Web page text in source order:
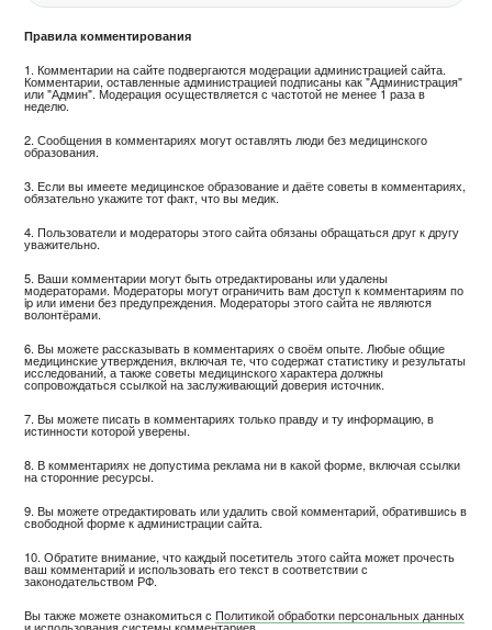
Правила комментирования
1. Комментарии на сайте подвергаются модерации администрацией сайта.
Комментарии, оставленные администрацией подписаны как "Администрация"
или "Админ". Модерация осуществляется с частотой не менее 1 раза в
неделю.
2. Сообщения в комментариях могут оставлять люди без медицинского
образования.
3. Если вы имеете медицинское образование и даёте советы в комментариях,
обязательно укажите тот факт, что вы медик.
4. Пользователи и модераторы этого сайта обязаны обращаться друг к другу
уважительно.
5. Ваши комментарии могут быть отредактированы или удалены
модераторами. Модераторы могут ограничить вам доступ к комментариям по
ip или имени без предупреждения. Модераторы этого сайта не являются
волонтёрами.
6. Вы можете рассказывать в комментариях о своём опыте. Любые общие
медицинские утверждения, включая те, что содержат статистику и результаты
исследований, а также советы медицинского характера должны
сопровождаться ссылкой на заслуживающий доверия источник.
7. Вы можете писать в комментариях только правду и ту информацию, в
истинности которой уверены.
8. В комментариях не допустима реклама ни в какой форме, включая ссылки
на сторонние ресурсы.
9. Вы можете отредактировать или удалить свой комментарий, обратившись в
свободной форме к администрации сайта.
10. Обратите внимание, что каждый посетитель этого сайта может прочесть
ваш комментарий и использовать его текст в соответствии с
законодательством РФ.
Вы также можете ознакомиться сПолитикой обработки персональных данных